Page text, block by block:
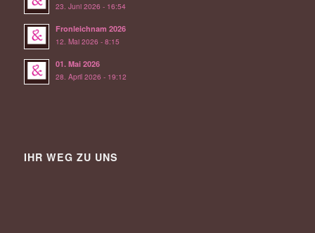
23. Juni 2026 - 16:54
Fronleichnam 2026
12. Mai 2026 - 8:15
01. Mai 2026
28. April 2026 - 19:12
IHR WEG ZU UNS